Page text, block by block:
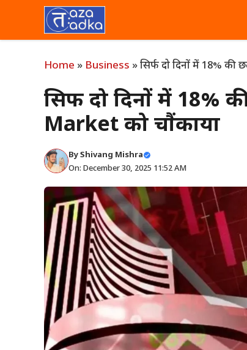
content
Home » Business »सिर्फ दो दिनों में 18%
सिर्फ दो दिनों में
Market को चौंकाया
ByShivang Mishra
On: December 30, 2025 11:52 AM